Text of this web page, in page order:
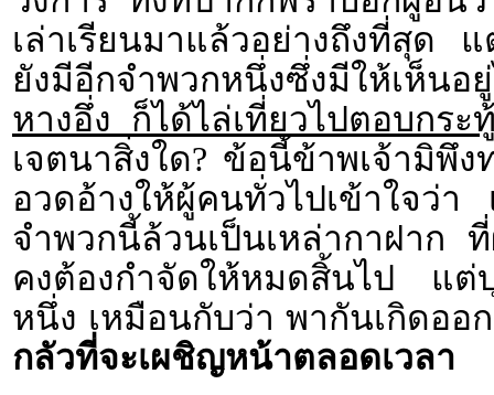
เล่าเรียนมาแล้วอย่างถึงที่สุด
ยังมีอีกจำพวกหนึ่งซึ่งมีให้เห็น
หางอึ่ง ก็ได้ไล่เที่ยวไปตอบกร
เจตนาสิ่งใด? ข้อนี้ข้าพเจ้ามิพึ
อวดอ้างให้ผู้คนทั่วไปเข้าใจว่
จำพวกนี้ล้วนเป็นเหล่ากาฝาก
คงต้องกำจัดให้หมดสิ้นไป แต่
หนึ่ง เหมือนกับว่า พากันเกิดออ
กลัวที่จะเผชิญหน้าตลอดเวลา